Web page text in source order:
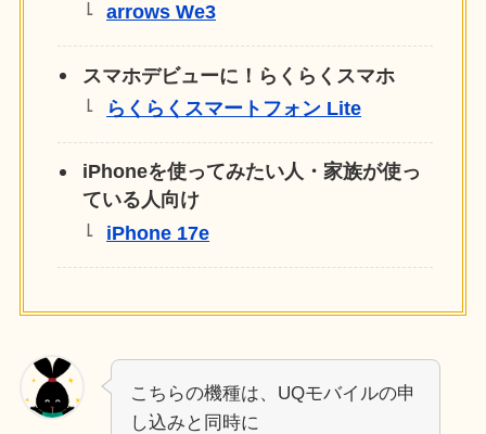
arrows We3
スマホデビューに！らくらくスマホ
らくらくスマートフォン Lite
iPhoneを使ってみたい人・家族が使っ
ている人向け
iPhone 17e
こちらの機種は、UQモバイルの申
し込みと同時に